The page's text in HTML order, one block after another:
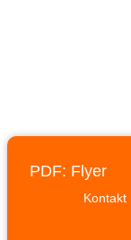
PDF: Flyer
Kontakt